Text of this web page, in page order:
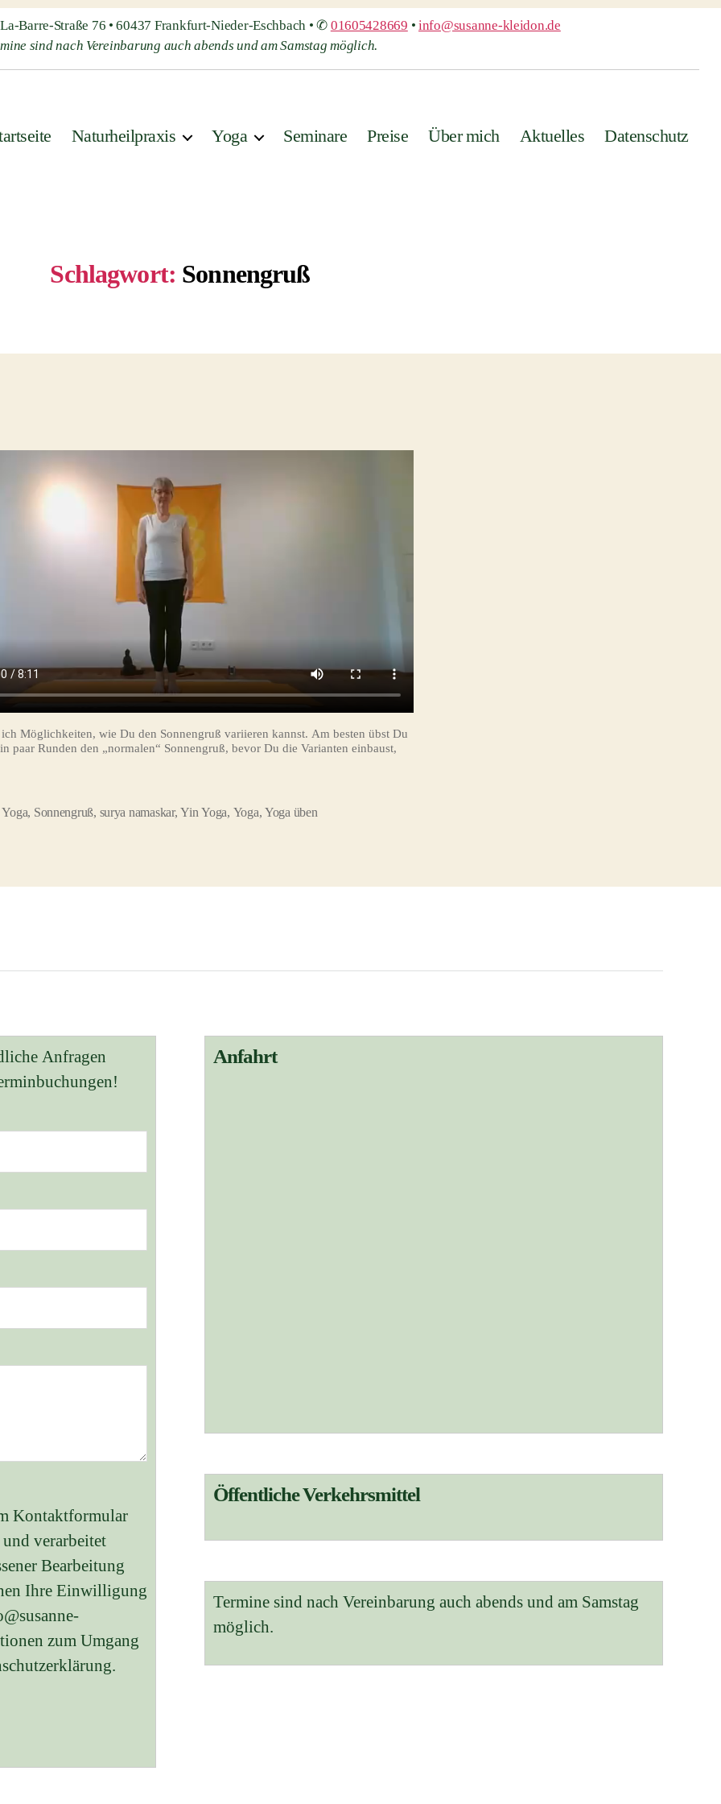
Barre-Straße 76 • 60437 Frankfurt-Nieder-Eschbach • ✆01605428669 •info@susanne-kleidon.de
sind nach Vereinbarung auch abends und am Samstag möglich.
Naturheilpraxis Yoga Seminare Preise Über mich Aktuelles Datenschutz
Schlagwort: Sonnengruß
Möglichkeiten, wie Du den Sonnengruß variieren kannst. Am besten übst Du
paar Runden den „normalen“ Sonnengruß, bevor Du die Varianten einbaust,
, Sonnengruß, surya namaskar,Yin Yoga, Yoga, Yoga üben
Anfragen
Kontaktformular
verarbeitet
Bearbeitung
Ihre Einwilligung
zum Umgang
Anfahrt
Öffentliche Verkehrsmittel
Termine sind nach Vereinbarung auch abends und am Samstag
möglich.